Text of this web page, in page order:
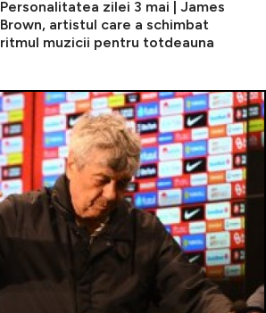
Personalitatea zilei 3 mai | James
Brown, artistul care a schimbat
ritmul muzicii pentru totdeauna